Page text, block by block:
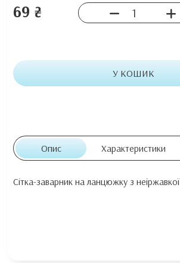
69 ₴
У КОШИК
Опис Характеристики
Сітка-заварник на ланцюжку з